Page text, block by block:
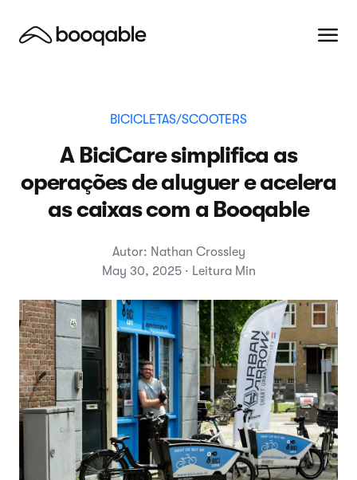
BICICLETAS/SCOOTERS
A BiciCare simplifica as
operações de aluguer e acelera
as caixas com a Booqable
Autor: Nathan Crossley
May 30, 2025 · Leitura Min